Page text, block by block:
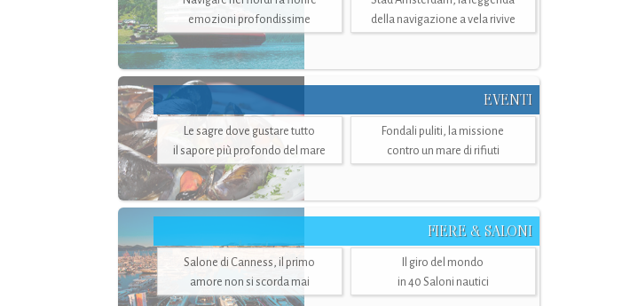
emozioni profondissime
della navigazione a vela rivive
EVENTI
Le sagre dove gustare tutto
il sapore più profondo del mare
Fondali puliti, la missione
contro un mare di rifiuti
FIERE & SALONI
Salone di Canness, il primo
amore non si scorda mai
Il giro del mondo
in 40 Saloni nautici